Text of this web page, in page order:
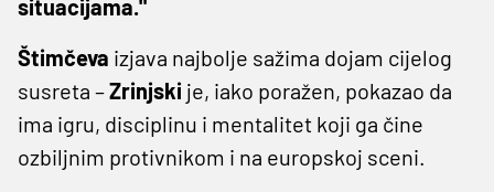
situacijama."
Štimčeva izjava najbolje sažima dojam cijelog
susreta –Zrinjski je, iako poražen, pokazao da
ima igru, disciplinu i mentalitet koji ga čine
ozbiljnim protivnikom i na europskoj sceni.